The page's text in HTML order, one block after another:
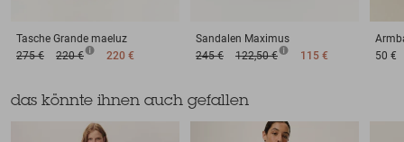
Tasche Grande maeluz
275 €
220 € 220 €
Sandalen Maximus
245 €
122,50 € 115 €
50 €
das könnte ihnen auch gefallen